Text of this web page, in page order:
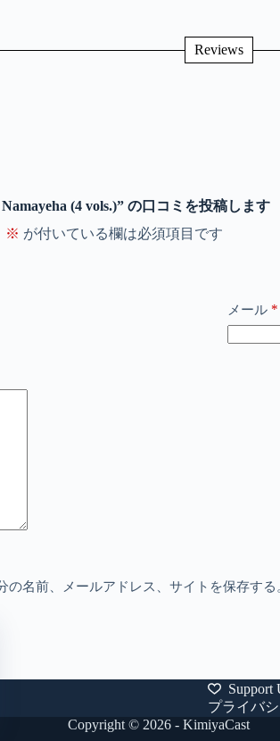
Reviews
(4 vols.)” の口コミを投稿します
※ が付いている欄は必須項目です
メール *
名前、メールアドレス、サイトを保存する
Support
プライバ
Copyright © 2026 - KimiyaCast